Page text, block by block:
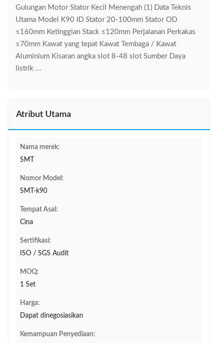
Gulungan Motor Stator Kecil Menengah (1) Data Teknis
Utama Model K90 ID Stator 20-100mm Stator OD
≤160mm Ketinggian Stack ≤120mm Perjalanan Perkakas
≤70mm Kawat yang tepat Kawat Tembaga / Kawat
Aluminium Kisaran angka slot 8-48 slot Sumber Daya
listrik ...
Atribut Utama
Nama merek:
SMT
Nomor Model:
SMT-k90
Tempat Asal:
Cina
Sertifikasi:
ISO / SGS Audit
MOQ:
1 Set
Harga:
Dapat dinegosiasikan
Kemampuan Penyediaan: